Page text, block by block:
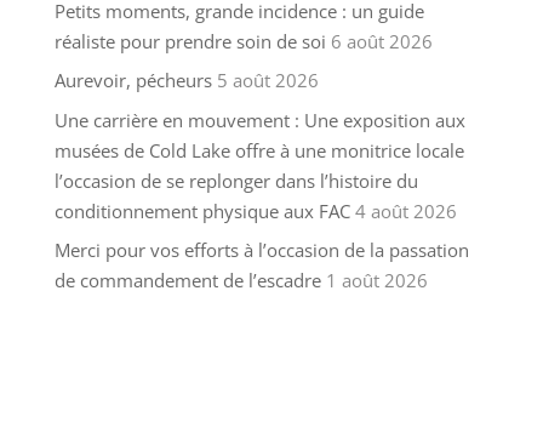
Petits moments, grande incidence : un guide
réaliste pour prendre soin de soi 6 août 2026
Aurevoir, pécheurs 5 août 2026
Une carrière en mouvement : Une exposition aux
musées de Cold Lake offre à une monitrice locale
l’occasion de se replonger dans l’histoire du
conditionnement physique aux FAC 4 août 2026
Merci pour vos efforts à l’occasion de la passation
de commandement de l’escadre 1 août 2026